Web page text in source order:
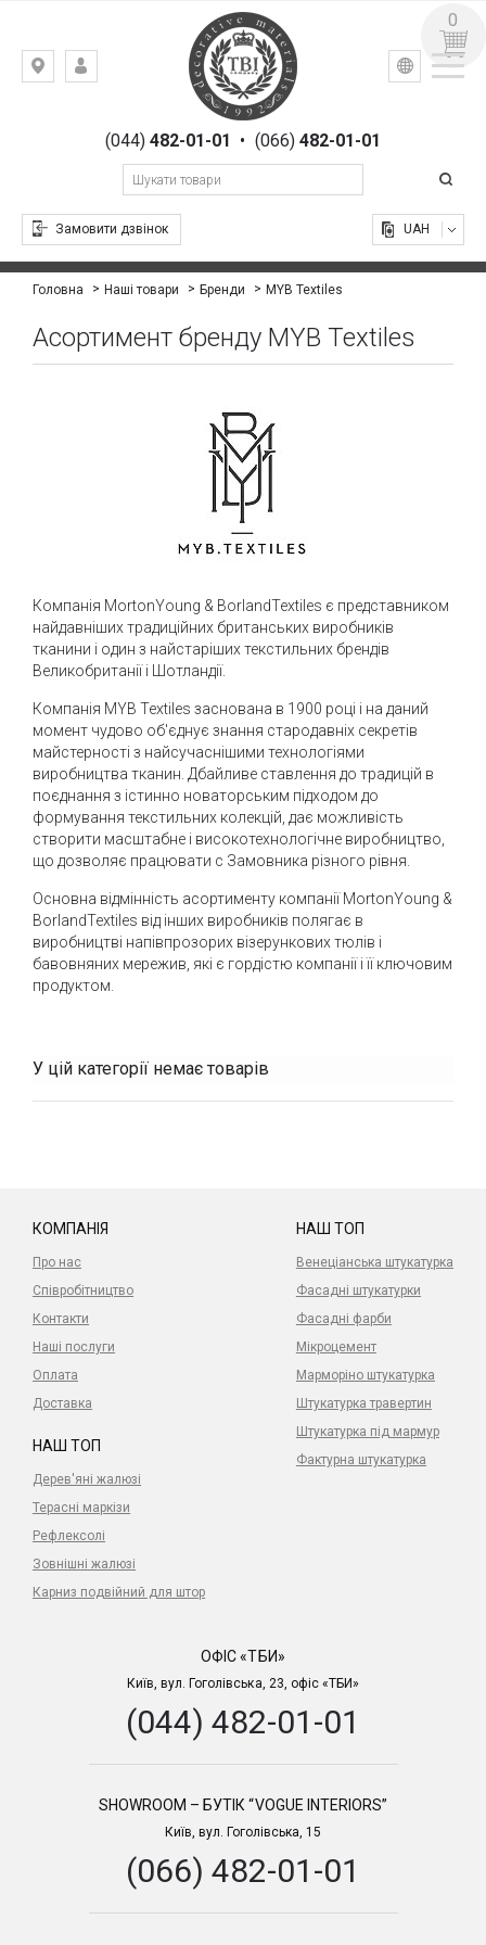
Київ,
Гоголівська,(044)482-01-01 • (066) 482-01-01
Замовити дзвінок
УКР РУС
UAH
0
Головна Наші товари Бренди MYB Textiles
Асортимент бренду MYB Textiles
Компанія MortonYoung & BorlandTextiles є представником
найдавніших традиційних британських виробників
тканини і один з найстаріших текстильних брендів
Великобританії і Шотландії.
Компанія MYB Textiles заснована в 1900 році і на даний
момент чудово об'єднує знання стародавніх секретів
майстерності з найсучаснішими технологіями
виробництва тканин. Дбайливе ставлення до традицій в
поєднання з істинно новаторським підходом до
формування текстильних колекцій, дає можливість
створити масштабне і високотехнологічне виробництво,
що дозволяє працювати c Замовника різного рівня.
Основна відмінність асортименту компанії MortonYoung &
BorlandTextiles від інших виробників полягає в
виробництві напівпрозорих візерункових тюлів і
бавовняних мережив, які є гордістю компанії і її ключовим
продуктом.
якості полотні для рулонних штор та панельних завіс.
Сайт компании
У цій категорії немає товарів
КОМПАНІЯ
Про нас
Співробітництво
Контакти
Наші послуги
Оплата
Доставка
НАШ ТОП
Венеціанська штукатурка
Фасадні штукатурки
Фасадні фарби
Мікроцемент
Марморіно штукатурка
Штукатурка травертин
Штукатурка під мармур
Фактурна штукатурка
НАШ ТОП
Дерев'яні жалюзі
Терасні маркізи
Рефлексолі
Зовнішні жалюзі
Карниз подвійний для штор
ОФІС «ТБИ»
Київ, вул. Гоголівська, 23, офіс «ТБИ»
(044) 482-01-01
SHOWROOM – БУТІК “VOGUE INTERIORS”
Київ, вул. Гоголівська, 15
(066) 482-01-01